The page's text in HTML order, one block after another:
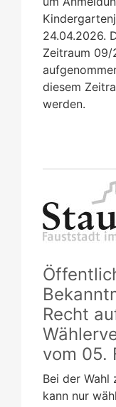
24.04.2026.
Zeitraum
diesem
werden.
Recht
vom 05.
Bei der
kann nur